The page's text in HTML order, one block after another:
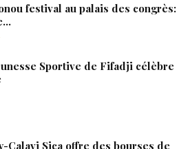
festival au palais des congrès:
Sportive de Fifadji célèbre
Calavi Sica offre des bourses de